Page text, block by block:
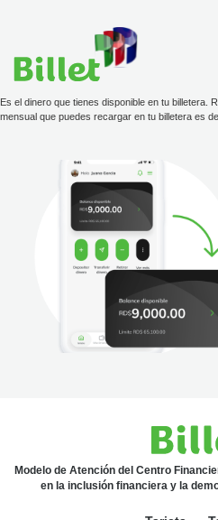
Comercios
Ayuda
Tarifario
Preguntas Frecuentes
Es el dinero que tienes disponible en tu billetera.
mensual que puedes recargar en tu billetera es
Modelo de Atención del Centro
en la inclusión financiera y la